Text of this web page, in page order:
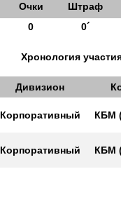
Очки
Штраф
0 0´
Хронология
Дивизион
Корпоративный КБМ
Корпоративный КБМ